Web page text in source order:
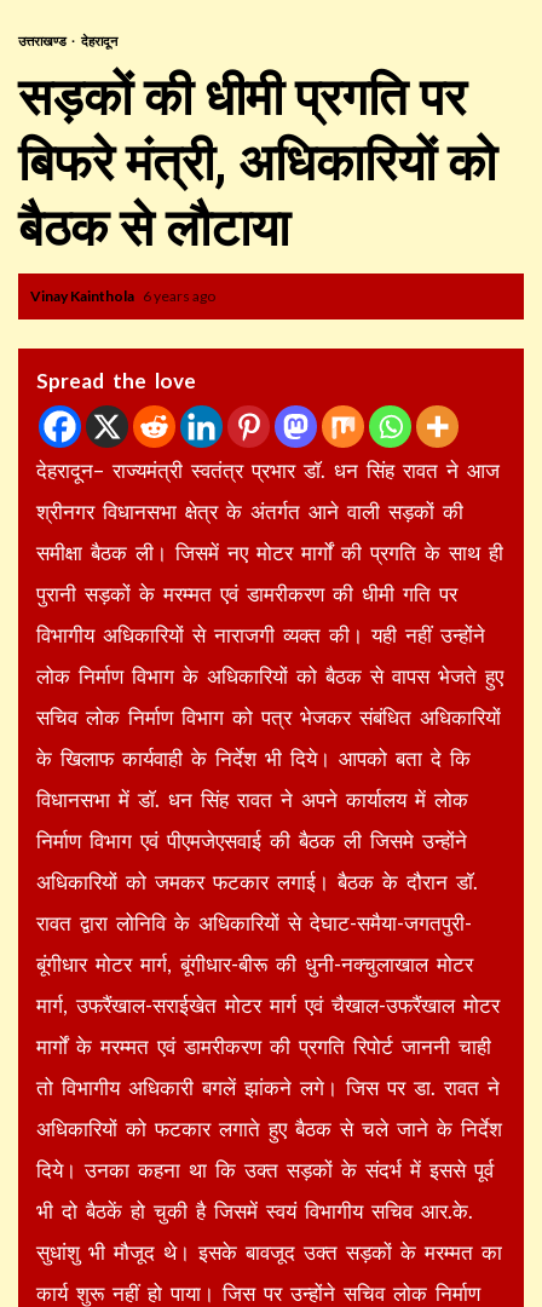
उत्तराखण्ड देहरादून
सड़कों की धीमी प्रगति पर
बिफरे मंत्री, अधिकारियों को
बैठक से लौटाया
Vinay Kainthola 6 years ago
Spread the love
देहरादून– राज्यमंत्री स्वतंत्र प्रभार डाॅ. धन सिंह रावत ने आज
श्रीनगर विधानसभा क्षेत्र के अंतर्गत आने वाली सड़कों की
समीक्षा बैठक ली। जिसमें नए मोटर मार्गों की प्रगति के साथ ही
पुरानी सड़कों के मरम्मत एवं डामरीकरण की धीमी गति पर
विभागीय अधिकारियों से नाराजगी व्यक्त की। यही नहीं उन्होंने
लोक निर्माण विभाग के अधिकारियों को बैठक से वापस भेजते हुए
सचिव लोक निर्माण विभाग को पत्र भेजकर संबंधित अधिकारियों
के खिलाफ कार्यवाही के निर्देश भी दिये। आपको बता दे कि
विधानसभा में डाॅ. धन सिंह रावत ने अपने कार्यालय में लोक
निर्माण विभाग एवं पीएमजेएसवाई की बैठक ली जिसमे उन्होंने
अधिकारियों को जमकर फटकार लगाई। बैठक के दौरान डाॅ.
रावत द्वारा लोनिवि के अधिकारियों से देघाट-समैया-जगतपुरी-
बूंगीधार मोटर मार्ग, बूंगीधार-बीरू की धुनी-नक्चुलाखाल मोटर
मार्ग, उफरैंखाल-सराईखेत मोटर मार्ग एवं चैखाल-उफरैंखाल मोटर
मार्गों के मरम्मत एवं डामरीकरण की प्रगति रिपोर्ट जाननी चाही
तो विभागीय अधिकारी बगलें झांकने लगे। जिस पर डा. रावत ने
अधिकारियों को फटकार लगाते हुए बैठक से चले जाने के निर्देश
दिये। उनका कहना था कि उक्त सड़कों के संदर्भ में इससे पूर्व
भी दो बैठकें हो चुकी है जिसमें स्वयं विभागीय सचिव आर.के.
सुधांशु भी मौजूद थे। इसके बावजूद उक्त सड़कों के मरम्मत का
कार्य शुरू नहीं हो पाया। जिस पर उन्होंने सचिव लोक निर्माण